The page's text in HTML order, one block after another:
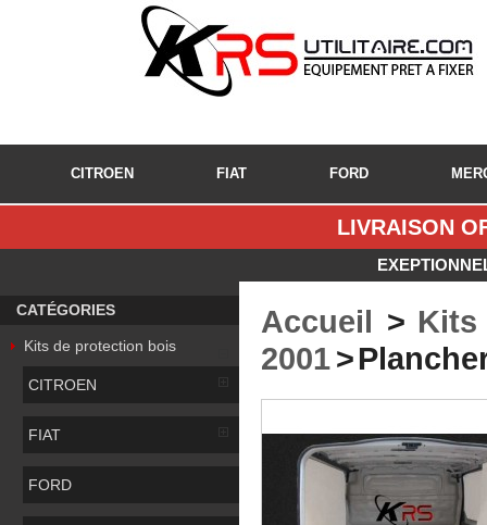
CITROEN FIAT FORD
LIVRAISON
CATÉGORIES
Kits de protection bois
CITROEN
FIAT
FORD
Accueil > Kits
2001>